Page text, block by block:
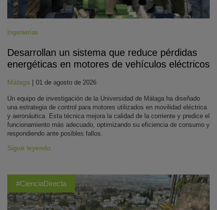
Ingenierías
Desarrollan un sistema que reduce pérdidas
energéticas en motores de vehículos eléctricos
Málaga | 01 de agosto de 2026
Un equipo de investigación de la Universidad de Málaga ha diseñado
una estrategia de control para motores utilizados en movilidad eléctrica
y aeronáutica. Esta técnica mejora la calidad de la corriente y predice el
funcionamiento más adecuado, optimizando su eficiencia de consumo y
respondiendo ante posibles fallos.
Sigue leyendo
#CienciaDirecta